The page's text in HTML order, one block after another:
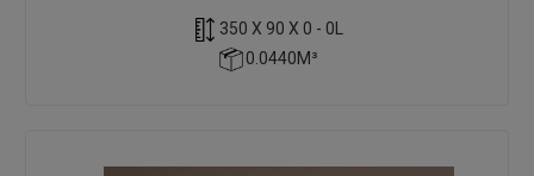
350 X 90 X 0 - 0L
0.0440M³